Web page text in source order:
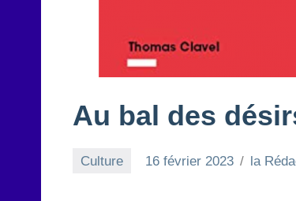
Au bal des
Culture 16 février 2023 la